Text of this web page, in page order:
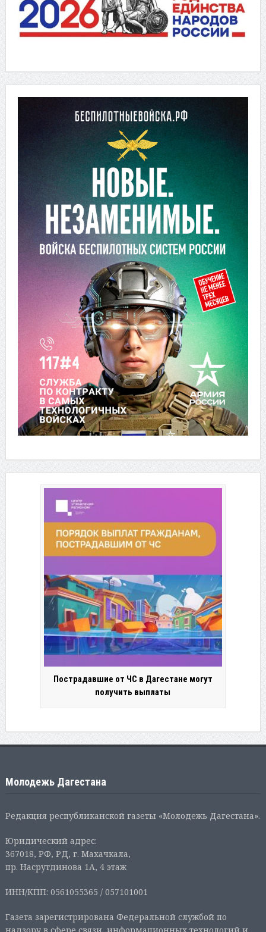
Пострадавшие от ЧС в Дагестане могут
получить выплаты
Молодежь Дагестана
Редакция республиканской газеты «Молодежь Дагестана».
Юридический адрес:
367018, РФ, РД, г. Махачкала,
пр. Насрутдинова 1А, 4 этаж
ИНН/КПП: 0561055365 / 057101001
Газета зарегистрирована Федеральной службой по